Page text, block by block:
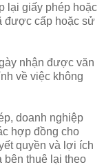
lại giấy phép hoặc
được cấp hoặc sử
nhận được văn
về việc không
doanh nghiệp
hợp đồng cho
quyền và lợi ích
bên thuê lại theo